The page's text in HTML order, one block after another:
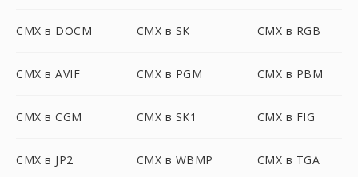
CMX в DOCM CMX в SK CMX в RGB
CMX в AVIF CMX в PGM CMX в PBM
CMX в CGM CMX в SK1 CMX в FIG
CMX в JP2 CMX в WBMP CMX в TGA